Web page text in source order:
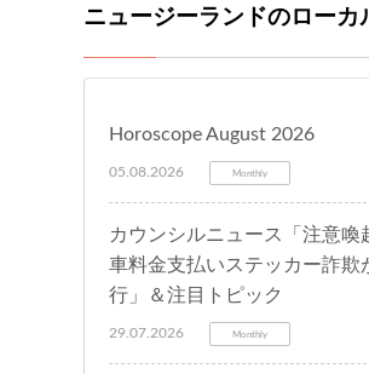
ニュージーランドのローカ
Horoscope August 2026
05.08.2026 Monthly
カウンシルニュース「注意喚
車料金支払いステッカー詐欺
行」＆注目トピック
29.07.2026 Monthly